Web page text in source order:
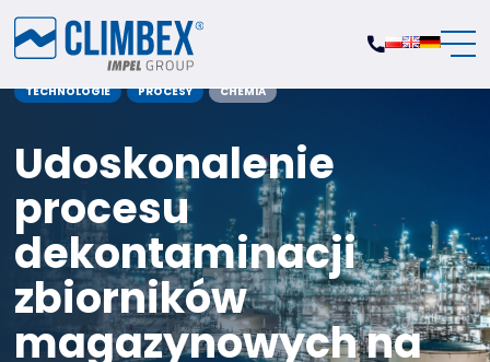
TECHNOLOGIE PROCESY CHEMIA
Udoskonalenie
procesu
dekontaminacji
zbiorników
magazynowych na